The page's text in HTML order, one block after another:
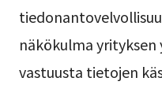
näkökulma
vastuusta tietojen